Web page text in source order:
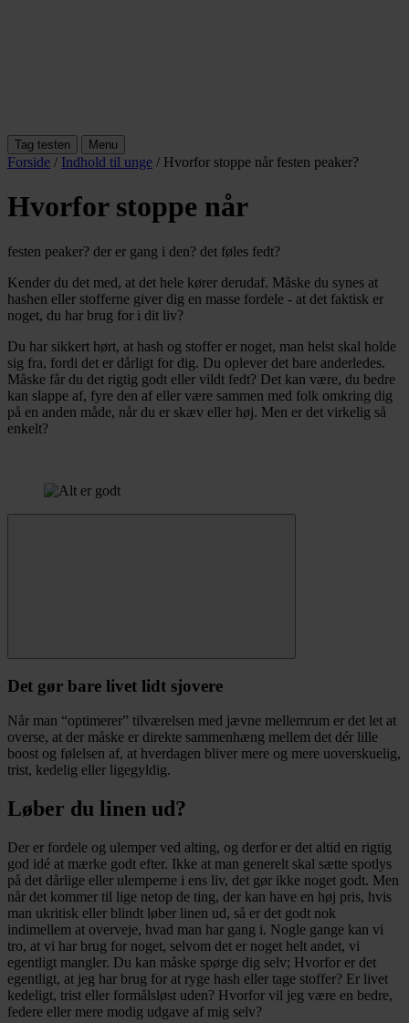
Tag testen Menu
Forside / Indhold til unge / Hvorfor stoppe når festen peaker?
Hvorfor stoppe når
festen peaker? der er gang i den? det føles fedt?
Kender du det med, at det hele kører derudaf. Måske du synes at
hashen eller stofferne giver dig en masse fordele - at det faktisk er
noget, du har brug for i dit liv?
Du har sikkert hørt, at hash og stoffer er noget, man helst skal holde
sig fra, fordi det er dårligt for dig. Du oplever det bare anderledes.
Måske får du det rigtig godt eller vildt fedt? Det kan være, du bedre
kan slappe af, fyre den af eller være sammen med folk omkring dig
på en anden måde, når du er skæv eller høj. Men er det virkelig så
enkelt?
Det gør bare livet lidt sjovere
Når man “optimerer” tilværelsen med jævne mellemrum er det let at
overse, at der måske er direkte sammenhæng mellem det dér lille
boost og følelsen af, at hverdagen bliver mere og mere uoverskuelig,
trist, kedelig eller ligegyldig.
Løber du linen ud?
Der er fordele og ulemper ved alting, og derfor er det altid en rigtig
god idé at mærke godt efter. Ikke at man generelt skal sætte spotlys
på det dårlige eller ulemperne i ens liv, det gør ikke noget godt. Men
når det kommer til lige netop de ting, der kan have en høj pris, hvis
man ukritisk eller blindt løber linen ud, så er det godt nok
indimellem at overveje, hvad man har gang i. Nogle gange kan vi
tro, at vi har brug for noget, selvom det er noget helt andet, vi
egentligt mangler. Du kan måske spørge dig selv; Hvorfor er det
egentligt, at jeg har brug for at ryge hash eller tage stoffer? Er livet
kedeligt, trist eller formålsløst uden? Hvorfor vil jeg være en bedre,
federe eller mere modig udgave af mig selv?